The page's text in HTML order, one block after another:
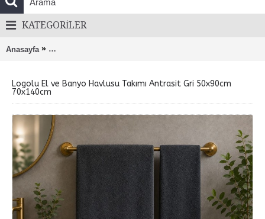
KATEGORILER
Anasayfa » Logolu El ve Banyo Havlusu Takımı Antrasit Gri 50x90cm
Logolu El ve Banyo Havlusu Takımı Antrasit Gri 50x90cm
70x140cm